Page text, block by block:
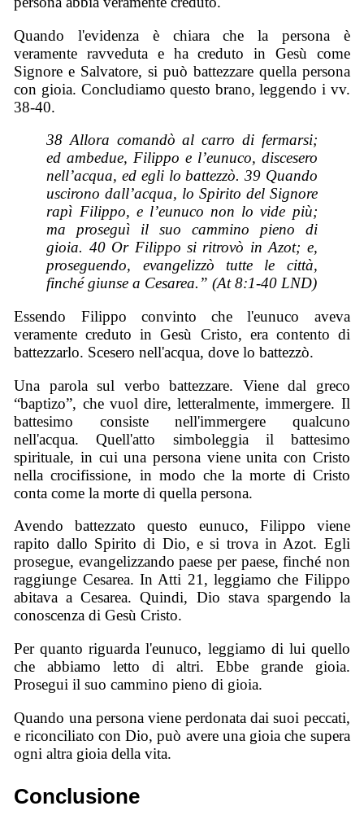
Quando l'evidenza è chiara che la persona è
veramente ravveduta e ha creduto in Gesù come
Signore e Salvatore, si può battezzare quella persona
con gioia. Concludiamo questo brano, leggendo i vv.
38-40.
38 Allora comandò al carro di fermarsi;
ed ambedue, Filippo e l’eunuco, discesero
nell’acqua, ed egli lo battezzò. 39 Quando
uscirono dall’acqua, lo Spirito del Signore
rapì Filippo, e l’eunuco non lo vide più;
ma proseguì il suo cammino pieno di
gioia. 40 Or Filippo si ritrovò in Azot; e,
proseguendo, evangelizzò tutte le città,
finché giunse a Cesarea.” (At 8:1-40 LND)
Essendo Filippo convinto che l'eunuco aveva
veramente creduto in Gesù Cristo, era contento di
battezzarlo. Scesero nell'acqua, dove lo battezzò.
Una parola sul verbo battezzare. Viene dal greco
“baptizo”, che vuol dire, letteralmente, immergere. Il
battesimo consiste nell'immergere qualcuno
nell'acqua. Quell'atto simboleggia il battesimo
spirituale, in cui una persona viene unita con Cristo
nella crocifissione, in modo che la morte di Cristo
conta come la morte di quella persona.
Avendo battezzato questo eunuco, Filippo viene
rapito dallo Spirito di Dio, e si trova in Azot. Egli
prosegue, evangelizzando paese per paese, finché non
raggiunge Cesarea. In Atti 21, leggiamo che Filippo
abitava a Cesarea. Quindi, Dio stava spargendo la
conoscenza di Gesù Cristo.
Per quanto riguarda l'eunuco, leggiamo di lui quello
che abbiamo letto di altri. Ebbe grande gioia.
Prosegui il suo cammino pieno di gioia.
Quando una persona viene perdonata dai suoi peccati,
e riconciliato con Dio, può avere una gioia che supera
ogni altra gioia della vita.
Conclusione